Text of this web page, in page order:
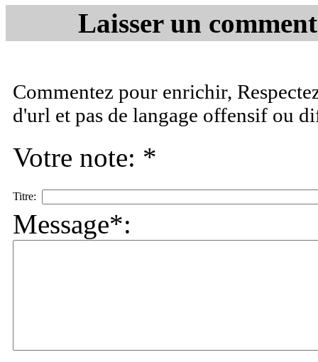
Laisser un
Commentez pour enrichir,
d'url et pas de langage offensif ou
Votre note: *
Titre:
Message*: